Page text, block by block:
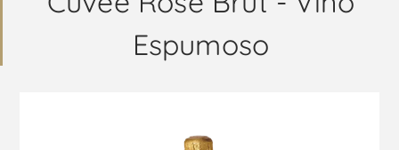
Espumoso